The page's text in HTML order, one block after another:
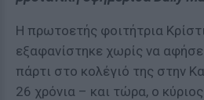
Η πρωτοετής φοιτήτρια
εξαφανίστηκε χωρίς να
πάρτι στο κολέγιό της στην
26 χρόνια – και τώρα, ο